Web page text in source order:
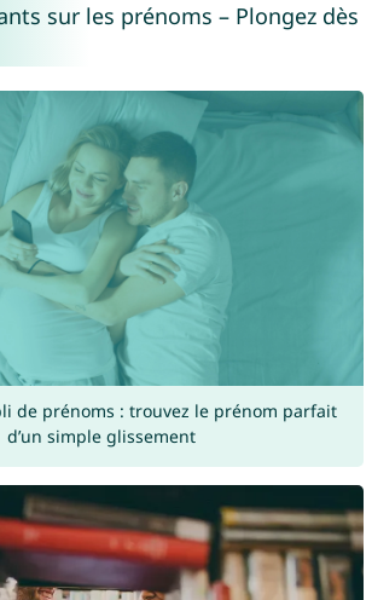
sur les prénoms – Plongez dès
de prénoms : trouvez le prénom parfait
d’un simple glissement